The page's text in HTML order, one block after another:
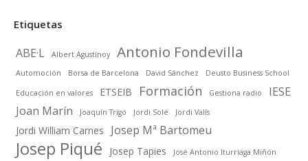
Etiquetas
ABE·L Albert Agustinoy Antonio Fondevilla
Automoción Borsa de Barcelona David Sánchez Deusto Business School
Educación en valores ETSEIB Formación Gestiona radio
IESE
Joan Marín
Joaquín Trigo Jordi Solé Jordi Valls
Jordi William Carnes Josep Mª Bartomeu
Josep Piqué Josep Tapies José Antonio Iturriaga Miñón